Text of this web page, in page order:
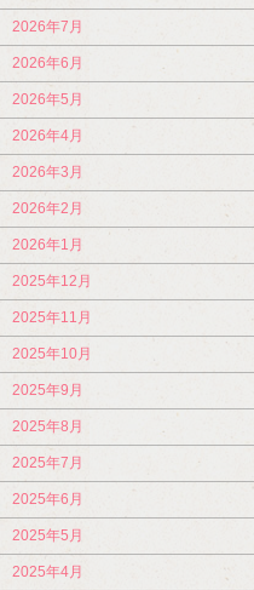
2026年7月
2026年6月
2026年5月
2026年4月
2026年3月
2026年2月
2026年1月
2025年12月
2025年11月
2025年10月
2025年9月
2025年8月
2025年7月
2025年6月
2025年5月
2025年4月